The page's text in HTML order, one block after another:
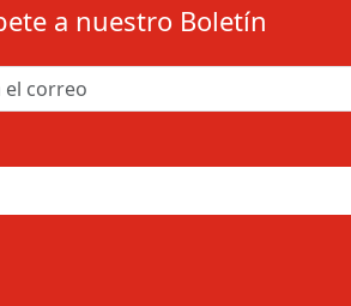
a nuestro Boletín